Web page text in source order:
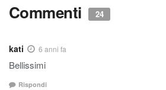
Commenti 24
kati 6 anni fa
Bellissimi
Rispondi